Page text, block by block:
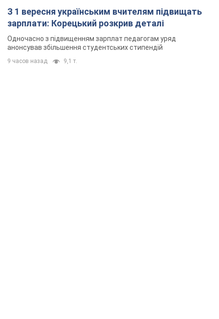
З 1 вересня українським вчителям підвищать
зарплати: Корецький розкрив деталі
Одночасно з підвищенням зарплат педагогам уряд
анонсував збільшення студентських стипендій
9 часов назад 9,1 т.